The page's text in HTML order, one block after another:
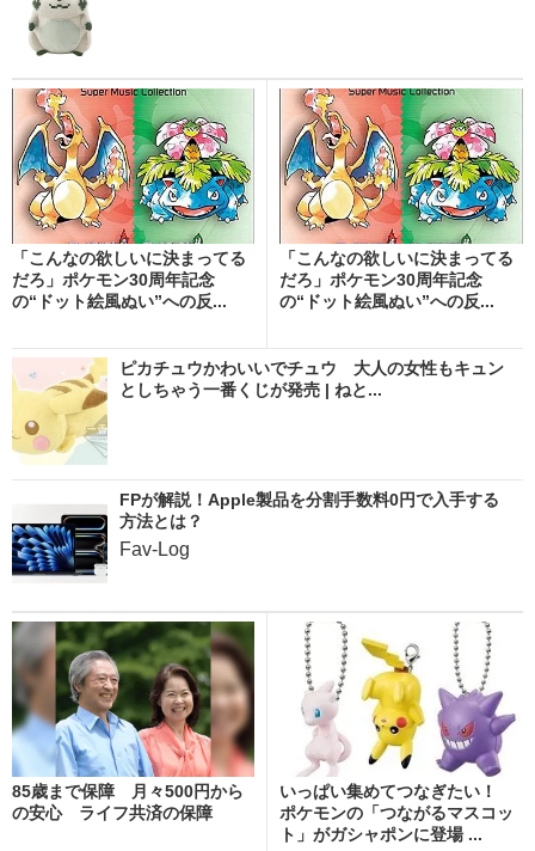
「こんなの欲しいに決まってる
だろ」ポケモン30周年記念
の“ドット絵風ぬい”への反...
「こんなの欲しいに決まってる
だろ」ポケモン30周年記念
の“ドット絵風ぬい”への反...
ピカチュウかわいいでチュウ 大人の女性もキュン
としちゃう一番くじが発売 | ねと...
FPが解説！Apple製品を分割手数料0円で入手する
方法とは？
Fav-Log
85歳まで保障 月々500円から
の安心 ライフ共済の保障
いっぱい集めてつなぎたい！
ポケモンの「つながるマスコッ
ト」がガシャポンに登場 ...